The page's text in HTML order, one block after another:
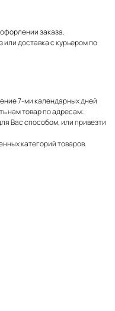
заказа.
доставка с курьером по
7-ми календарных дней
нам товар по адресам:
Вас способом, или привезти
категорий товаров.